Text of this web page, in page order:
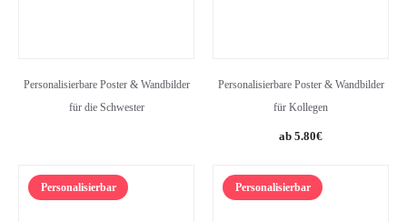
Personalisierbare Poster & Wandbilder
für die Schwester
Personalisierbare Poster & Wandbilder
für Kollegen
5.80€
Personalisierbar Personalisierbar